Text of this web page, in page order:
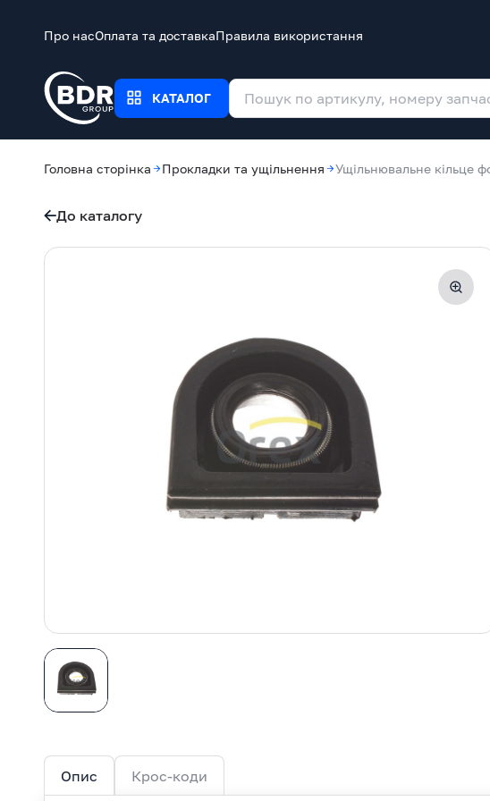
Про насОплата та доставкаПравила використання
КАТАЛОГ
Головна сторінка Прокладки та ущільнення Ущільнювальне кільце
До каталогу
Опис Крос-коди